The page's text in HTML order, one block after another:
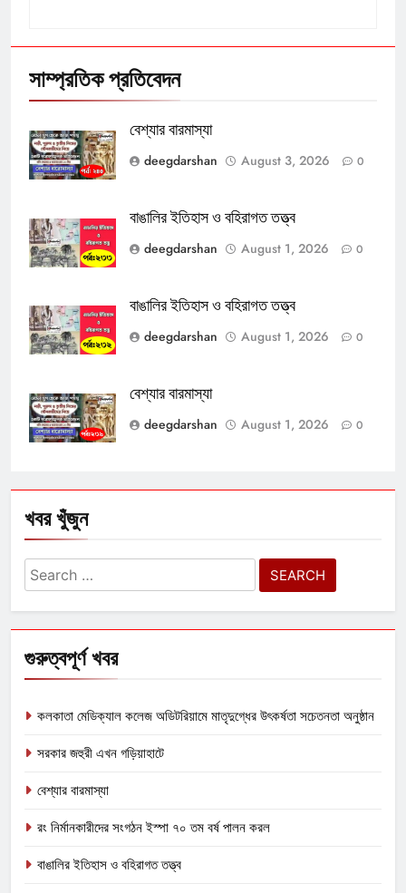
সাম্প্রতিক প্রতিবেদন
বেশ্যার বারমাস্যা
deegdarshan
August 3, 2026 0
বাঙালির ইতিহাস ও বহিরাগত তত্ত্ব
deegdarshan
August 1, 2026 0
বাঙালির ইতিহাস ও বহিরাগত তত্ত্ব
deegdarshan
August 1, 2026 0
বেশ্যার বারমাস্যা
deegdarshan
August 1, 2026 0
খবর খুঁজুন
Search
for:
গুরুত্বপূর্ণ খবর
কলকাতা মেডিক্যাল কলেজ অডিটরিয়ামে মাতৃদুগ্ধের উৎকর্ষতা সচেতনতা অনুষ্ঠান
সরকার জহুরী এখন গড়িয়াহাটে
বেশ্যার বারমাস্যা
রং নির্মানকারীদের সংগঠন ইস্পা ৭০ তম বর্ষ পালন করল
বাঙালির ইতিহাস ও বহিরাগত তত্ত্ব